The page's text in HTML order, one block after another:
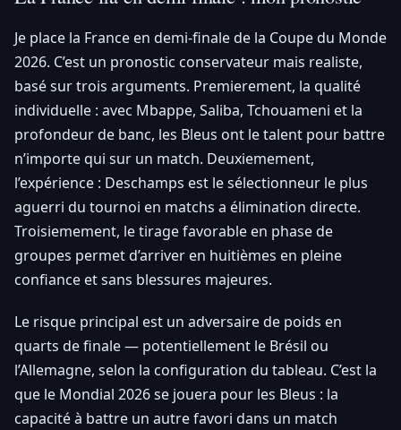
Je place la France en demi-finale de la Coupe du Monde
2026. C’est un pronostic conservateur mais realiste,
basé sur trois arguments. Premierement, la qualité
individuelle : avec Mbappe, Saliba, Tchouameni et la
profondeur de banc, les Bleus ont le talent pour battre
n’importe qui sur un match. Deuxiemement,
l’expérience : Deschamps est le sélectionneur le plus
aguerri du tournoi en matchs a élimination directe.
Troisiemement, le tirage favorable en phase de
groupes permet d’arriver en huitièmes en pleine
confiance et sans blessures majeures.
Le risque principal est un adversaire de poids en
quarts de finale — potentiellement le Brésil ou
l’Allemagne, selon la configuration du tableau. C’est la
que le Mondial 2026 se jouera pour les Bleus : la
capacité à battre un autre favori dans un match